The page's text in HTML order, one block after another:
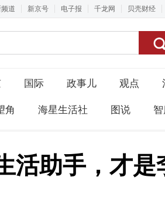
道 新京号 电子报 千龙网 贝壳财经
国际 政事儿 观点
角 海星生活社 图说
活助手，才